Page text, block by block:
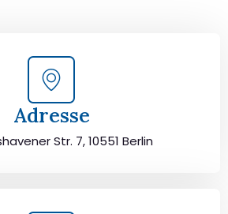
Adresse
Str. 7, 10551 Berlin